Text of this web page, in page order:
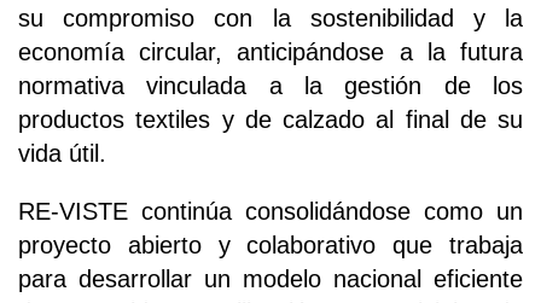
su compromiso con la sostenibilidad y la
economía circular, anticipándose a la futura
normativa vinculada a la gestión de los
productos textiles y de calzado al final de su
vida útil.
RE-VISTE continúa consolidándose como un
proyecto abierto y colaborativo que trabaja
para desarrollar un modelo nacional eficiente